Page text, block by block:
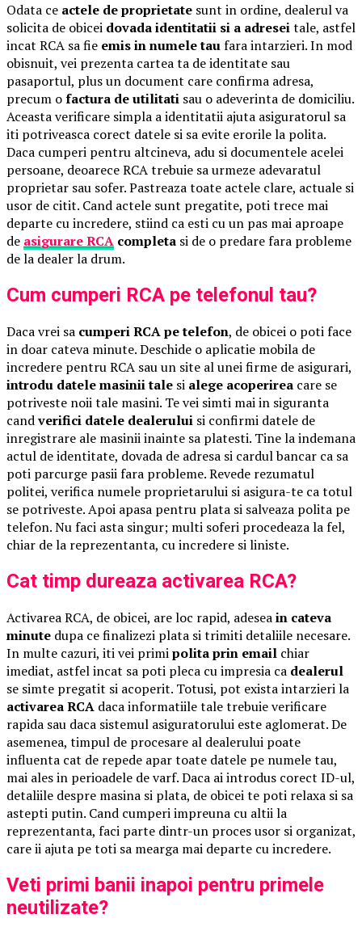
Odata ce actele de proprietate sunt in ordine, dealerul va
solicita de obicei dovada identitatii si a adreseitale, astfel
incat RCA sa fie emis in numele taufara intarzieri. In mod
obisnuit, vei prezenta cartea ta de identitate sau
pasaportul, plus un document care confirma adresa,
precum ofactura de utilitati sau o adeverinta de domiciliu.
Aceasta verificare simpla a identitatii ajuta asiguratorul sa
iti potriveasca corect datele si sa evite erorile la polita.
Daca cumperi pentru altcineva, adu si documentele acelei
persoane, deoarece RCA trebuie sa urmeze adevaratul
proprietar sau sofer. Pastreaza toate actele clare, actuale si
usor de citit. Cand actele sunt pregatite, poti trece mai
departe cu incredere, stiind ca esti cu un pas mai aproape
de asigurare RCA completa si de o predare fara probleme
de la dealer la drum.
Cum cumperi RCA pe telefonul tau?
Daca vrei sa cumperi RCA pe telefon, de obicei o poti face
in doar cateva minute. Deschide o aplicatie mobila de
incredere pentru RCA sau un site al unei firme de asigurari,
introdu datele masinii tale si alege acoperirea care se
potriveste noii tale masini. Te vei simti mai in siguranta
candverifici datele dealerului si confirmi datele de
inregistrare ale masinii inainte sa platesti. Tine la indemana
actul de identitate, dovada de adresa si cardul bancar ca sa
poti parcurge pasii fara probleme. Revede rezumatul
politei, verifica numele proprietarului si asigura-te ca totul
se potriveste. Apoi apasa pentru plata si salveaza polita pe
telefon. Nu faci asta singur; multi soferi procedeaza la fel,
chiar de la reprezentanta, cu incredere si liniste.
Cat timp dureaza activarea RCA?
Activarea RCA, de obicei, are loc rapid, adeseain cateva
minute dupa ce finalizezi plata si trimiti detaliile necesare.
In multe cazuri, iti vei primipolita prin email chiar
imediat, astfel incat sa poti pleca cu impresia ca dealerul
se simte pregatit si acoperit. Totusi, pot exista intarzieri la
activarea RCA daca informatiile tale trebuie verificare
rapida sau daca sistemul asiguratorului este aglomerat. De
asemenea, timpul de procesare al dealerului poate
influenta cat de repede apar toate datele pe numele tau,
mai ales in perioadele de varf. Daca ai introdus corect ID-ul,
detaliile despre masina si plata, de obicei te poti relaxa si sa
astepti putin. Cand cumperi impreuna cu altii la
reprezentanta, faci parte dintr-un proces usor si organizat,
care ii ajuta pe toti sa mearga mai departe cu incredere.
Veti primi banii inapoi pentru primele
neutilizate?